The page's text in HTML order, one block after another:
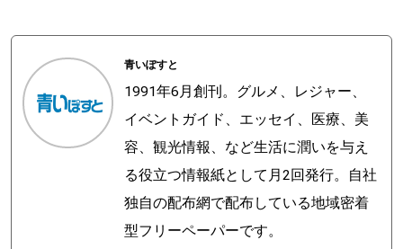
青いぽすと
1991年6月創刊。グルメ、レジャー、
イベントガイド、エッセイ、医療、美
容、観光情報、など生活に潤いを与え
る役立つ情報紙として月2回発行。自社
独自の配布網で配布している地域密着
型フリーペーパーです。